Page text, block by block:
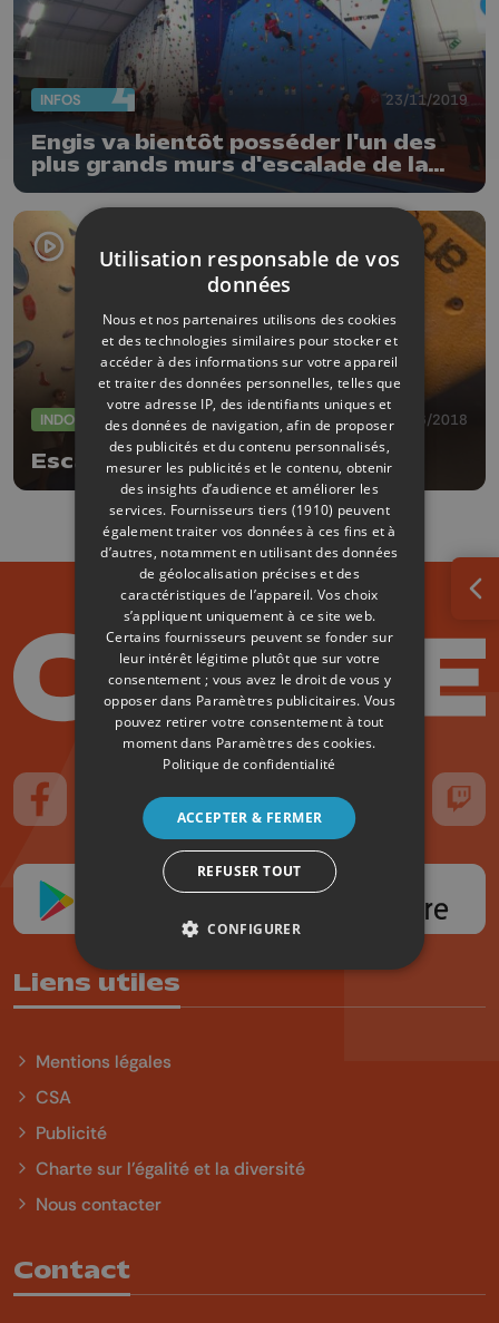
INFOS 23/11/2019
Engis va bientôt posséder l'un des
plus grands murs d'escalade de la
région Huy-Waremme
INDOOR 09/06/2018
Escalade : salle de bloc à Liège
Suivez-nous sur FaceBook
Suivez-nous sur Instagram
Suivez-nous sur TikTokSuivez-nous sur YouTube
Suivez-nous
Liens utiles
Mentions légales
CSA
Publicité
Charte sur l'égalité et la diversité
Nous contacter
Contact
Utilisation responsable de vos
données
Nous et nos partenaires utilisons des cookies
et des technologies similaires pour stocker et
accéder à des informations sur votre appareil
et traiter des données personnelles, telles que
votre adresse IP, des identifiants uniques et
des données de navigation, afin de proposer
des publicités et du contenu personnalisés,
mesurer les publicités et le contenu, obtenir
des insights d’audience et améliorer les
services. Fournisseurs tiers (1910) peuvent
également traiter vos données à ces fins et à
d’autres, notamment en utilisant des données
de géolocalisation précises et des
caractéristiques de l’appareil. Vos choix
s’appliquent uniquement à ce site web.
Certains fournisseurs peuvent se fonder sur
leur intérêt légitime plutôt que sur votre
consentement ; vous avez le droit de vous y
opposer dans Paramètres publicitaires. Vous
pouvez retirer votre consentement à tout
moment dans Paramètres des cookies.
Politique de confidentialité
ACCEPTER & FERMER
REFUSER TOUT
CONFIGURER